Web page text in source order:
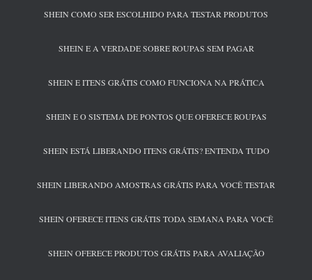
SHEIN COMO SER ESCOLHIDO PARA TESTAR PRODUTOS
SHEIN E A VERDADE SOBRE ROUPAS SEM PAGAR
SHEIN E ITENS GRÁTIS COMO FUNCIONA NA PRÁTICA
SHEIN E O SISTEMA DE PONTOS QUE OFERECE ROUPAS
SHEIN ESTÁ LIBERANDO ITENS GRÁTIS? ENTENDA TUDO
SHEIN LIBERANDO AMOSTRAS GRÁTIS PARA VOCÊ TESTAR
SHEIN OFERECE ITENS GRÁTIS TODA SEMANA PARA VOCÊ
SHEIN OFERECE PRODUTOS GRÁTIS PARA AVALIAÇÃO